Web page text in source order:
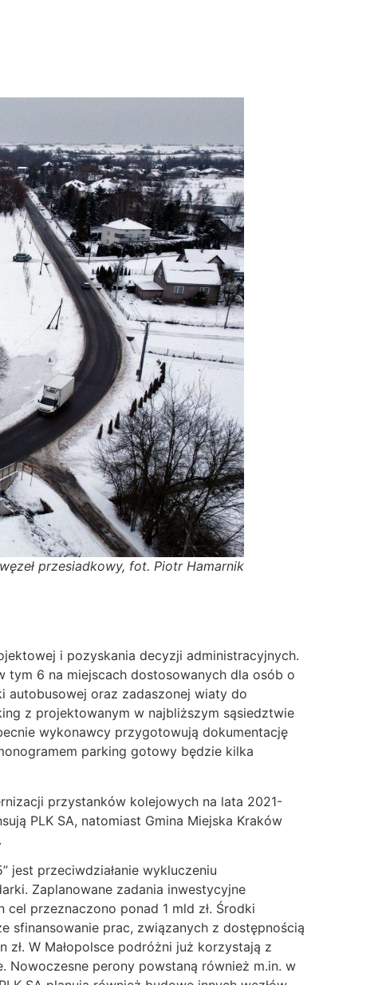
przesiadkowy, fot. Piotr Hamarnik
i pozyskania decyzji administracyjnych.
tym 6 na miejscach dostosowanych dla osób o
autobusowej oraz zadaszonej wiaty do
z projektowanym w najbliższym sąsiedztwie
wykonawcy przygotowują dokumentację
parking gotowy będzie kilka
przystanków kolejowych na lata 2021-
PLK SA, natomiast Gmina Miejska Kraków
jest przeciwdziałanie wykluczeniu
Zaplanowane zadania inwestycyjne
przeznaczono ponad 1 mld zł. Środki
sfinansowanie prac, związanych z dostępnością
W Małopolsce podróżni już korzystają z
Nowoczesne perony powstaną również m.in. w